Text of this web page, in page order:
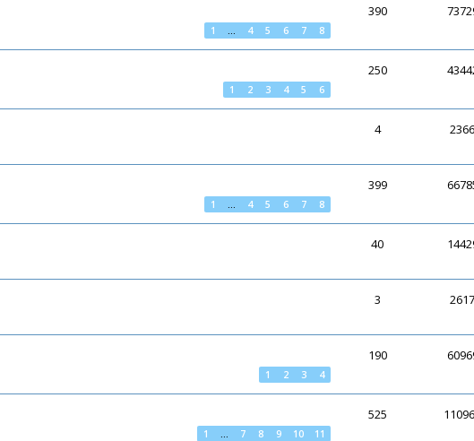
1 4 5 6 7 8
390
1 2 3 4 5 6
250
4 2366
1 4 5 6 7 8
399
40
3 2617
1 2 3 4
190
1 7 8 9 10 11
525